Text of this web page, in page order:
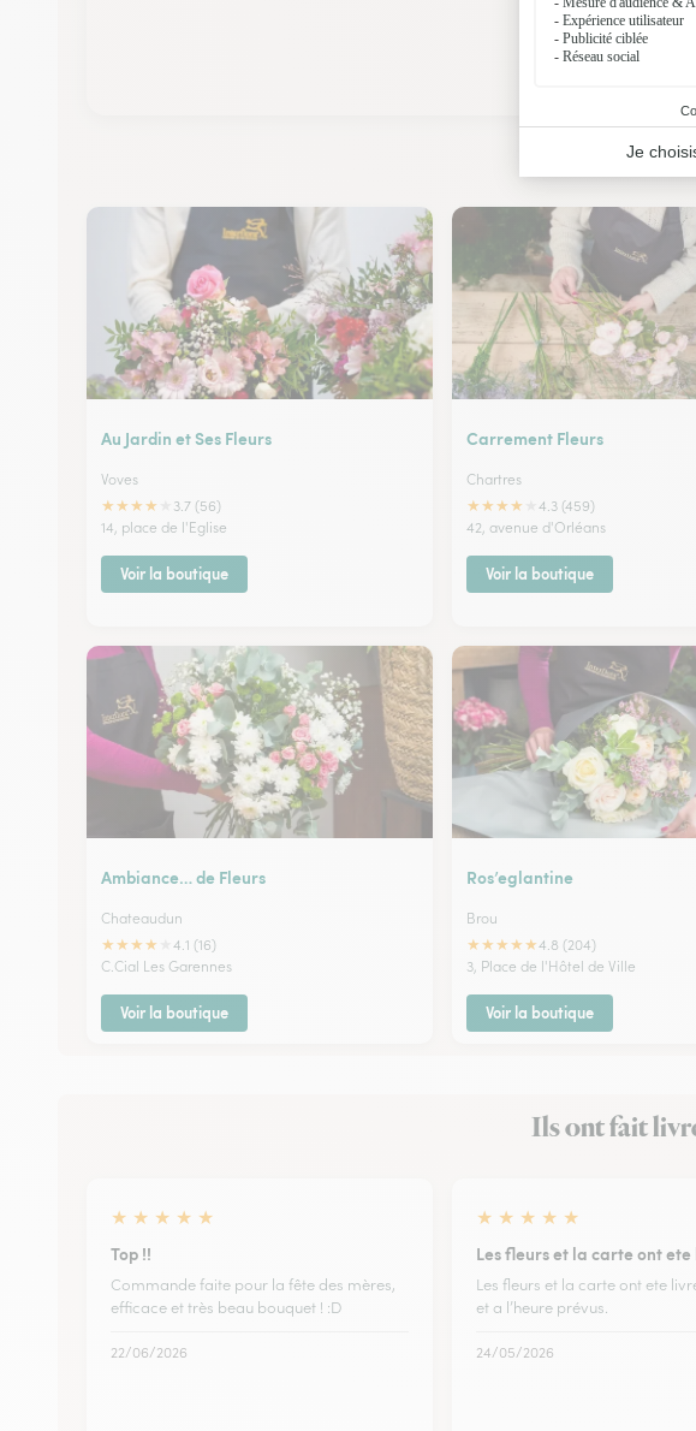
Au Jardin et Ses Fleurs
Voves
★★★★
3.7 (56)
14, place de l'Eglise
Voir la boutique
Carrement Fleurs
Chartres
★★★★
4.3 (459)
42, avenue d'Orléans
Voir la boutique
Ambiance… de Fleurs
Chateaudun
★★★★
4.1 (16)
C.Cial Les Garennes
Voir la boutique
Ros’eglantine
Brou
★★★★★4.8 (204)
3, Place de l'Hôtel de Ville
Voir la boutique
Ils ont fait
★ ★ ★ ★ ★
Top !!
Commande faite pour la fête des mères,
efficace et très beau bouquet ! :D
22/06/2026
★ ★ ★ ★ ★
Les fleurs et la carte ont
Les fleurs et la carte ont ete
et a l’heure prévus.
24/05/2026